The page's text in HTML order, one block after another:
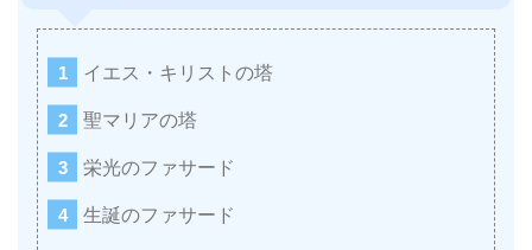
イエス・キリストの塔
聖マリアの塔
栄光のファサード
生誕のファサード